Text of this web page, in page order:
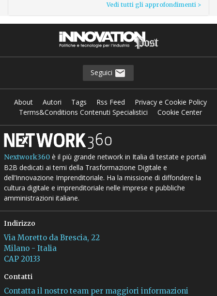
Vedi tutti gli approfondimenti >
Seguici
About Autori Tags Rss Feed
Privacy e Cookie Policy
Terms&Conditions Contenuti Specialistici
Cookie Center
Nextwork360è il più grande network in Italia di testate e portali
B2B dedicati ai temi della Trasformazione Digitale e
dell’Innovazione Imprenditoriale. Ha la missione di diffondere la
cultura digitale e imprenditoriale nelle imprese e pubbliche
amministrazioni italiane.
Indirizzo
Via Moretto da Brescia, 22
Milano - Italia
CAP 20133
Contatti
Contatta il nostro team per maggiori informazioni